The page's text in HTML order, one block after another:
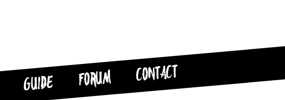
GUIDE FORUM CONTACT